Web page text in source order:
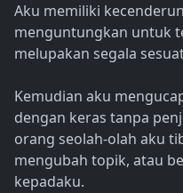
Aku memiliki
menguntungkan untuk
melupakan segala
Kemudian aku
dengan keras tanpa
orang seolah-olah aku
mengubah topik, atau
kepadaku.